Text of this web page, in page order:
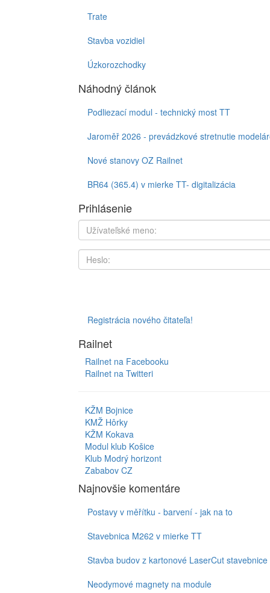
Trate
Stavba vozidiel
Úzkorozchodky
Náhodný článok
Podliezací modul - technický most TT
Jaroměř 2026 - prevádzkové stretnutie
Nové stanovy OZ Railnet
BR64 (365.4) v mierke TT- digitalizácia
Prihlásenie
Registrácia nového čitateľa!
Railnet
Railnet na Facebooku
Railnet na Twitteri
KŽM Bojnice
KMŽ Hôrky
KŽM Kokava
Modul klub Košice
Klub Modrý horizont
Zababov CZ
Najnovšie komentáre
Postavy v měřítku - barvení - jak na to
Stavebnica M262 v mierke TT
Stavba budov z kartonové LaserCut stavebnice
Neodymové magnety na module